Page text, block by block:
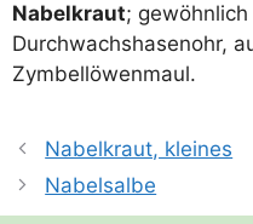
Nabel­kraut;
Durch­wachs­ha­sen­ohr,
Zymbellöwenmaul.
Nabelkraut, kleines
Nabelsalbe